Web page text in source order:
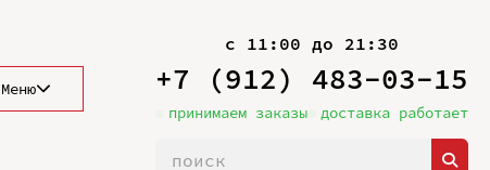
Меню
с 11:00 до 21:30
+7 (912) 483-03-15
принимаем заказы доставка работает